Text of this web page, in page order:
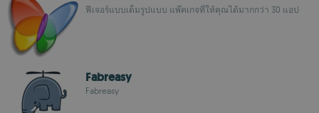
ฟีเจอร์แบบเต็มรูปแบบ แพ๊คเกจที่ให้คุณได้มากกว่า 30 แอป
Fabreasy
Fabreasy